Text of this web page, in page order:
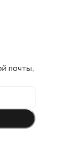
почты,